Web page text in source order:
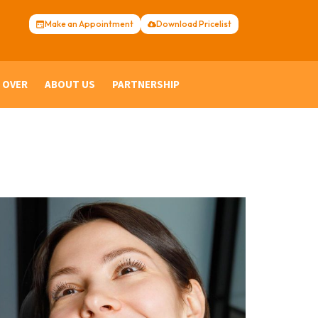
Download Pricelist
Make an Appointment
ABOUT US PARTNERSHIP